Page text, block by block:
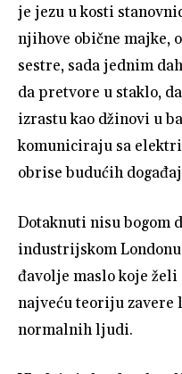
je jezu u kosti
njihove obične majke,
sestre, sada jednim
da pretvore u staklo,
izrastu kao džinovi u
komuniciraju sa
obrise budućih
Dotaknuti nisu bogom
industrijskom
đavolje maslo koje
najveću teoriju
normalnih ljudi.